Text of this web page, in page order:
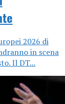
2026 di
in scena
Il DT...